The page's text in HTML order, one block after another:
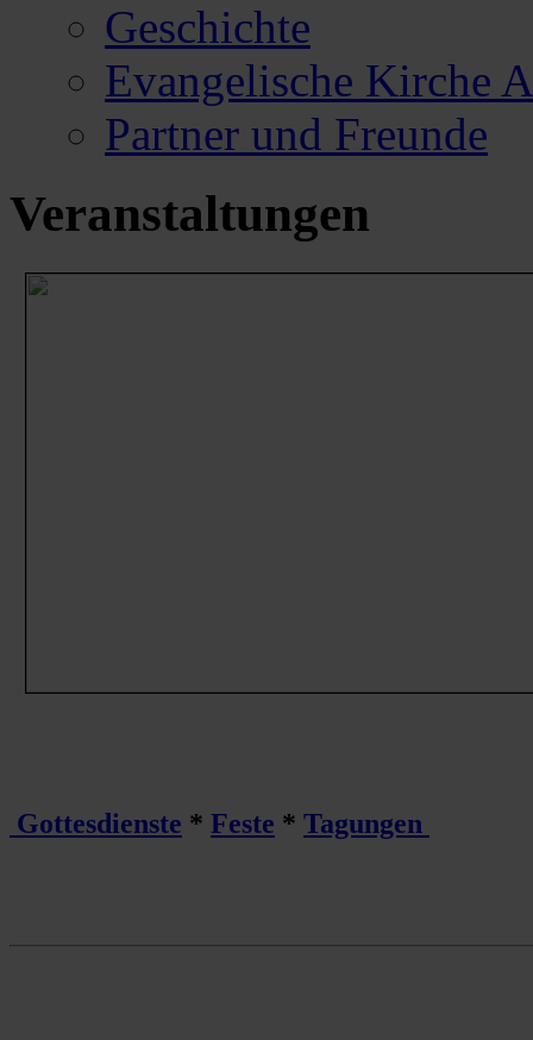
Geschichte
Evangelische Kirche
Partner und Freunde
Veranstaltungen
Gottesdienste * Feste * Tagungen